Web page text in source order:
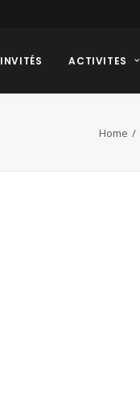
INVITÉS ACTIVITES
Home